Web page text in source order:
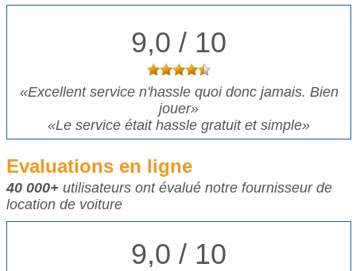
9,0 / 10
«Excellent service n'hassle quoi donc jamais. Bien
jouer»
«Le service était hassle gratuit et simple»
Evaluations en ligne
40 000+ utilisateurs ont évalué notre fournisseur de
location de voiture
9,0 / 10